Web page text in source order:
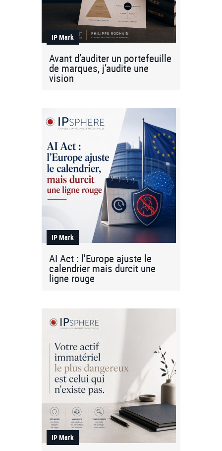
IP Mark
Avant d’auditer un portefeuille
de marques, j’audite une
vision
IP Mark
AI Act : l'Europe ajuste le
calendrier mais durcit une
ligne rouge
IP Mark